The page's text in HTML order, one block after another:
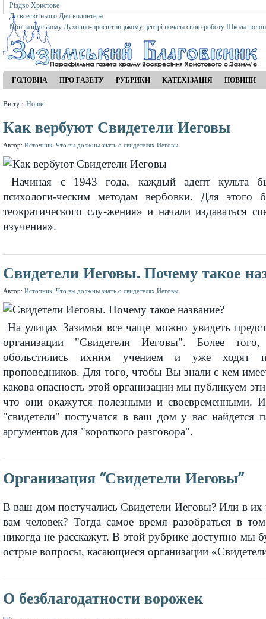
Різдво Христове
До всесвітнього Дня волонтера
При зазимському Духовно-просвітницькому центрі почала свою роботу Школа
ГОЛОВНА ПРО ГАЗЕТУ РУБРИКИ КАТЕХІЗАЦІЯ НОВИНИ
Ви тут: Home
Как вербуют Свидетели Иеговы
Автор: Источник: Что вы должны знать о свидетелях Иеговы
Начиная с 1943 года, каждый адепт культа
психологи-ческим методам вербовки. Для этого
теократического слу-жения» и начали издаваться
изучения».
Свидетели Иеговы. Почему такое
Автор: Источник: Что вы должны знать о свидетелях Иеговы
На улицах Зазимья все чаще можно увидеть
организации "Свидетели Иеговы". Более
обольстились ихним учением и уже ходят
проповедников. Для того, чтобы Вы знали с кем
какова опасность этой организации мы публикуем
что они окажутся полезными и своевременными.
"свидетели" постучатся в ваш дом у вас найдется
аргументов для "короткого разговора".
Организация “Свидетели Иеговы”
В ваш дом постучались Свидетели Иеговы? Или в их
вам человек? Тогда самое время разобраться в
никогда не расскажут. В этой рубрике доступно мы
острые вопросы, касающиеся организации
О безблагодатности ворожек